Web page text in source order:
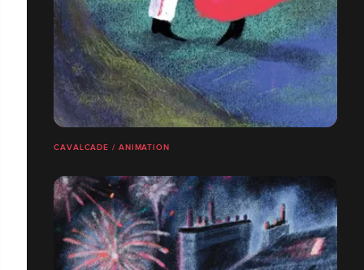
CAVALCADE / ANIMATION